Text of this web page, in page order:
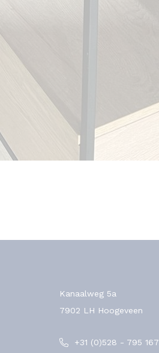
Kanaalweg 5a
7902 LH Hoogeveen
+31 (0)528 - 795 167